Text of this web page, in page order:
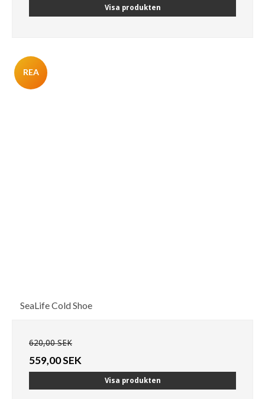
Visa produkten
REA
SeaLife Cold Shoe
620,00 SEK
559,00 SEK
Visa produkten